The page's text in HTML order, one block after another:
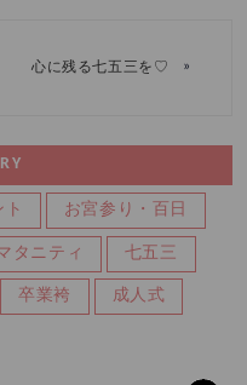
心に残る七五三を♡ »
ト お宮参り・百日
タニティ 七五三
卒業袴 成人式